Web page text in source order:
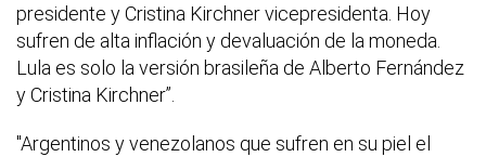
presidente y Cristina Kirchner vicepresidenta. Hoy
sufren de alta inflación y devaluación de la moneda.
Lula es solo la versión brasileña de Alberto Fernández
y Cristina Kirchner”.
"Argentinos y venezolanos que sufren en su piel el